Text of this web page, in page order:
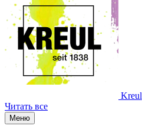
Kreul
Читать все
Меню